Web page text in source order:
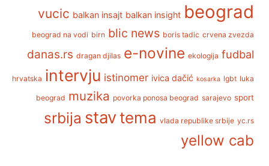
vucic balkan insajt balkan insight beograd
beograd na vodi birn blic news boris tadic crvena zvezda
danas.rs dragan djilas e-novine ekologija fudbal
hrvatska intervju istinomer ivica dačić kosarka lgbt luka
beograd muzika povorka ponosa beograd sarajevo sport
srbija stavtema vlada republike srbije yc.rs
yellow cab